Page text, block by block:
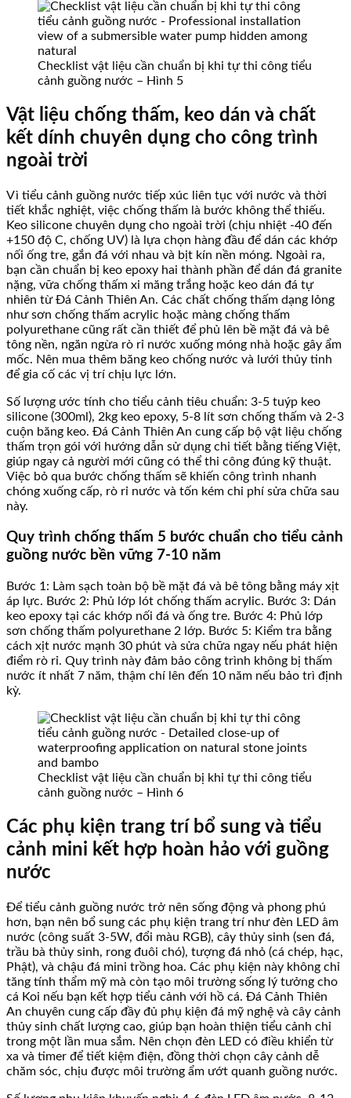
Checklist vật liệu cần chuẩn bị khi tự thi công tiểu
cảnh guồng nước – Hình 5
Vật liệu chống thấm, keo dán và chất
kết dính chuyên dụng cho công trình
ngoài trời
Vì tiểu cảnh guồng nước tiếp xúc liên tục với nước và thời
tiết khắc nghiệt, việc chống thấm là bước không thể thiếu.
Keo silicone chuyên dụng cho ngoài trời (chịu nhiệt -40 đến
+150 độ C, chống UV) là lựa chọn hàng đầu để dán các khớp
nối ống tre, gắn đá với nhau và bịt kín nền móng. Ngoài ra,
bạn cần chuẩn bị keo epoxy hai thành phần để dán đá granite
nặng, vữa chống thấm xi măng trắng hoặc keo dán đá tự
nhiên từ Đá Cảnh Thiên An. Các chất chống thấm dạng lỏng
như sơn chống thấm acrylic hoặc màng chống thấm
polyurethane cũng rất cần thiết để phủ lên bề mặt đá và bê
tông nền, ngăn ngừa rò rỉ nước xuống móng nhà hoặc gây ẩm
mốc. Nên mua thêm băng keo chống nước và lưới thủy tinh
để gia cố các vị trí chịu lực lớn.
Số lượng ước tính cho tiểu cảnh tiêu chuẩn: 3-5 tuýp keo
silicone (300ml), 2kg keo epoxy, 5-8 lít sơn chống thấm và 2-3
cuộn băng keo. Đá Cảnh Thiên An cung cấp bộ vật liệu chống
thấm trọn gói với hướng dẫn sử dụng chi tiết bằng tiếng Việt,
giúp ngay cả người mới cũng có thể thi công đúng kỹ thuật.
Việc bỏ qua bước chống thấm sẽ khiến công trình nhanh
chóng xuống cấp, rò rỉ nước và tốn kém chi phí sửa chữa sau
này.
Quy trình chống thấm 5 bước chuẩn cho tiểu cảnh
guồng nước bền vững 7-10 năm
Bước 1: Làm sạch toàn bộ bề mặt đá và bê tông bằng máy xịt
áp lực. Bước 2: Phủ lớp lót chống thấm acrylic. Bước 3: Dán
keo epoxy tại các khớp nối đá và ống tre. Bước 4: Phủ lớp
sơn chống thấm polyurethane 2 lớp. Bước 5: Kiểm tra bằng
cách xịt nước mạnh 30 phút và sửa chữa ngay nếu phát hiện
điểm rò rỉ. Quy trình này đảm bảo công trình không bị thấm
nước ít nhất 7 năm, thậm chí lên đến 10 năm nếu bảo trì định
kỳ.
Checklist vật liệu cần chuẩn bị khi tự thi công tiểu
cảnh guồng nước – Hình 6
Các phụ kiện trang trí bổ sung và tiểu
cảnh mini kết hợp hoàn hảo với guồng
nước
Để tiểu cảnh guồng nước trở nên sống động và phong phú
hơn, bạn nên bổ sung các phụ kiện trang trí như đèn LED âm
nước (công suất 3-5W, đổi màu RGB), cây thủy sinh (sen đá,
trầu bà thủy sinh, rong đuôi chó), tượng đá nhỏ (cá chép, hạc,
Phật), và chậu đá mini trồng hoa. Các phụ kiện này không chỉ
tăng tính thẩm mỹ mà còn tạo môi trường sống lý tưởng cho
cá Koi nếu bạn kết hợp tiểu cảnh với hồ cá. Đá Cảnh Thiên
An chuyên cung cấp đầy đủ phụ kiện đá mỹ nghệ và cây cảnh
thủy sinh chất lượng cao, giúp bạn hoàn thiện tiểu cảnh chỉ
trong một lần mua sắm. Nên chọn đèn LED có điều khiển từ
xa và timer để tiết kiệm điện, đồng thời chọn cây cảnh dễ
chăm sóc, chịu được môi trường ẩm ướt quanh guồng nước.